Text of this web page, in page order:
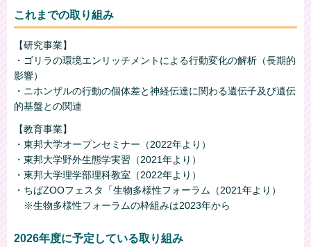
これまでの取り組み
【研究事業】
・ゴリラの環境エンリッチメントによる行動変化の解析（長期的
影響）
・ニホンザルの行動の個体差と神経伝達に関わる遺伝子及び遺伝
的基盤との関連
【教育事業】
・東邦大学オープンセミナー（2022年より）
・東邦大学野外生態学実習（2021年より）
・東邦大学理学部理科教室（2022年より）
・ちばZOOフェスタ「生物多様性フォーラム（2021年より）
※生物多様性フォーラムの枠組みは2023年から
2026年度に予定している取り組み